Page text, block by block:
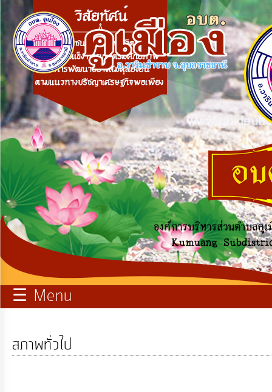
หน้า
หลัก
ข้อมูล
พื้น
ฐาน
บุคลากร
แผน
ยุทธศาสตร์
บริการ
ข้อมูล
ท้อง
☰ Menu
สภาพทั่วไป